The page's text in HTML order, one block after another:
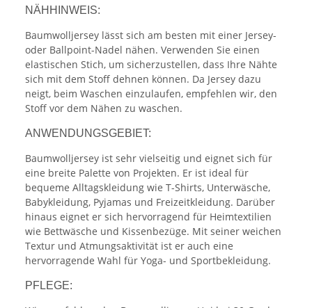
NÄHHINWEIS:
Baumwolljersey lässt sich am besten mit einer Jersey-
oder Ballpoint-Nadel nähen. Verwenden Sie einen
elastischen Stich, um sicherzustellen, dass Ihre Nähte
sich mit dem Stoff dehnen können. Da Jersey dazu
neigt, beim Waschen einzulaufen, empfehlen wir, den
Stoff vor dem Nähen zu waschen.
ANWENDUNGSGEBIET:
Baumwolljersey ist sehr vielseitig und eignet sich für
eine breite Palette von Projekten. Er ist ideal für
bequeme Alltagskleidung wie T-Shirts, Unterwäsche,
Babykleidung, Pyjamas und Freizeitkleidung. Darüber
hinaus eignet er sich hervorragend für Heimtextilien
wie Bettwäsche und Kissenbezüge. Mit seiner weichen
Textur und Atmungsaktivität ist er auch eine
hervorragende Wahl für Yoga- und Sportbekleidung.
PFLEGE: